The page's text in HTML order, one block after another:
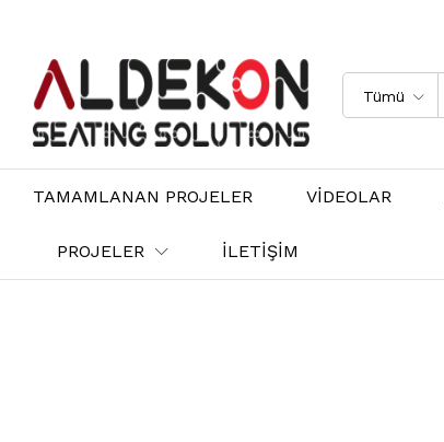
Tümü
TAMAMLANAN PROJELER VİDEOLAR
PROJELER İLETİŞİM